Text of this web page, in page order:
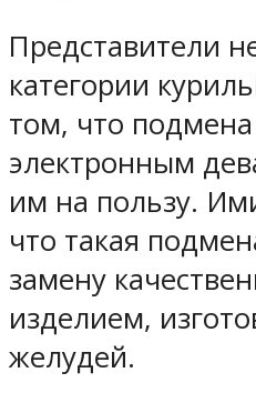
Представители
категории
том, что подмена
электронным
им на пользу.
что такая
замену
изделием,
желудей.